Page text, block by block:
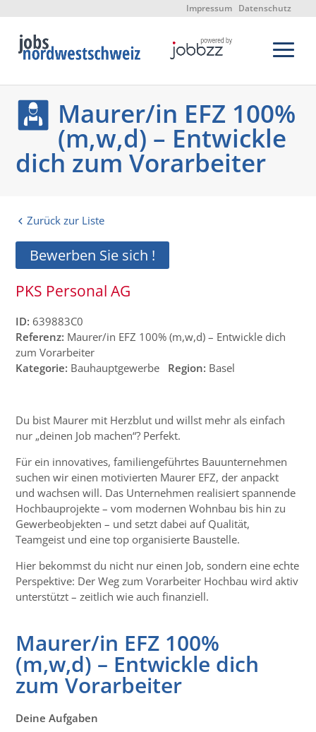
Impressum Datenschutz
Maurer/in EFZ 100%
(m,w,d) – Entwickle
dich zum Vorarbeiter
Zurück zur Liste
Bewerben Sie sich !
PKS Personal AG
ID: 639883C0
Referenz: Maurer/in EFZ 100% (m,w,d) – Entwickle dich
zum Vorarbeiter
Kategorie: Bauhauptgewerbe Region: Basel
Du bist Maurer mit Herzblut und willst mehr als einfach
nur „deinen Job machen“? Perfekt.
Für ein innovatives, familiengeführtes Bauunternehmen
suchen wir einen motivierten Maurer EFZ, der anpackt
und wachsen will. Das Unternehmen realisiert spannende
Hochbauprojekte – vom modernen Wohnbau bis hin zu
Gewerbeobjekten – und setzt dabei auf Qualität,
Teamgeist und eine top organisierte Baustelle.
Hier bekommst du nicht nur einen Job, sondern eine echte
Perspektive: Der Weg zum Vorarbeiter Hochbau wird aktiv
unterstützt – zeitlich wie auch finanziell.
Maurer/in EFZ 100%
(m,w,d) – Entwickle dich
zum Vorarbeiter
Deine Aufgaben